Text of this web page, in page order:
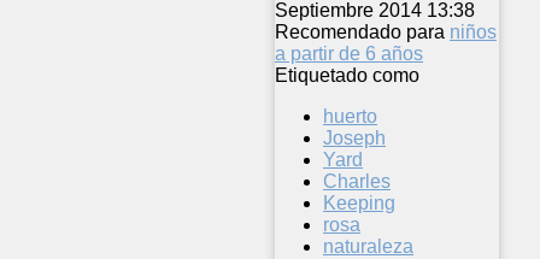
Septiembre 2014 13:38
Recomendado para niños
a partir de 6 años
Etiquetado como
huerto
Joseph
Yard
Charles
Keeping
rosa
naturaleza